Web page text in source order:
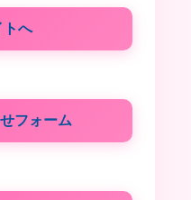
トへ
フォーム